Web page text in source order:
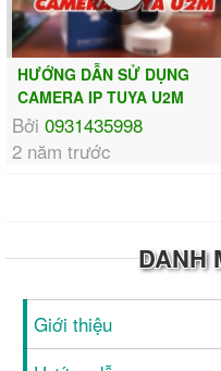
HƯỚNG DẪN SỬ DỤNG
CAMERA IP TUYA U2M
Bởi 0931435998
2 năm trước
DANH
Giới thiệu